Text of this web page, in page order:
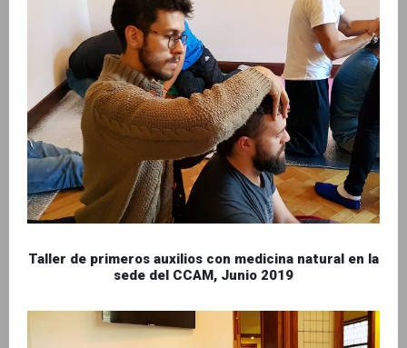
Taller de primeros auxilios con medicina natural en la
sede del CCAM, Junio 2019